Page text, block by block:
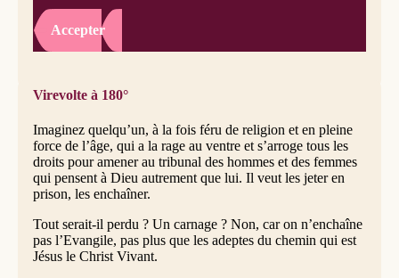
Accepter
Virevolte à 180°
Imaginez quelqu’un, à la fois féru de religion et en pleine
force de l’âge, qui a la rage au ventre et s’arroge tous les
droits pour amener au tribunal des hommes et des femmes
qui pensent à Dieu autrement que lui. Il veut les jeter en
prison, les enchaîner.
Tout serait-il perdu ? Un carnage ? Non, car on n’enchaîne
pas l’Evangile, pas plus que les adeptes du chemin qui est
Jésus le Christ Vivant.